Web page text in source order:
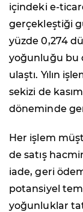
içindeki e-
gerçekleştiği
yüzde 0,274
yoğunluğu bu
ulaştı. Yılın
sekizi de
döneminde
Her işlem
de satış
iade, geri
potansiyel
yoğunluklar